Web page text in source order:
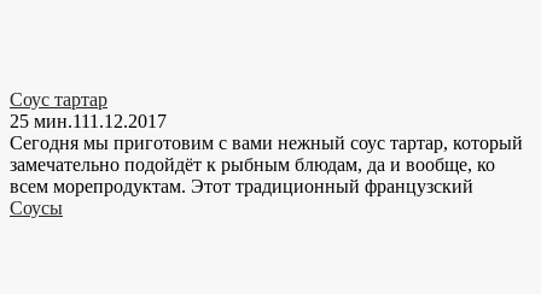
Соус тартар
25 мин.111.12.2017
Сегодня мы приготовим с вами нежный соус тартар, который
замечательно подойдёт к рыбным блюдам, да и вообще, ко
всем морепродуктам. Этот традиционный французский
Соусы